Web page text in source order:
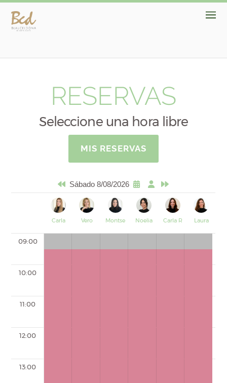
RESERVAS
Seleccione una hora libre
MIS RESERVAS
Sábado 8/08/2026
Carla Vero Montse Noelia Carla R Laura
09:00
10:00
11:00
12:00
13:00